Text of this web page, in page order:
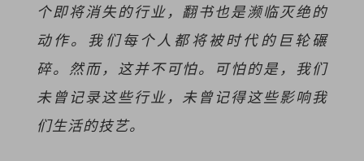
个即将消失的行业，翻书也是濒临灭绝的
动作。我们每个人都将被时代的巨轮碾
碎。然而，这并不可怕。可怕的是，我们
未曾记录这些行业，未曾记得这些影响我
们生活的技艺。